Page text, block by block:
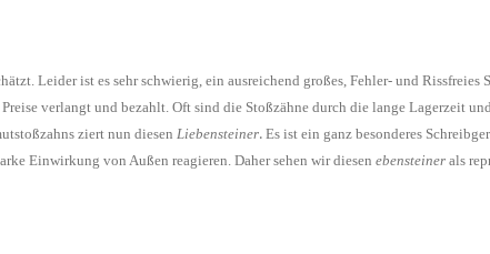
Leider ist es sehr schwierig, ein ausreichend großes, Fehler- und
verlangt und bezahlt. Oft sind die Stoßzähne durch die lange Lagerzeit
ziert nun diesen Liebensteiner. Es ist ein ganz besonderes
Einwirkung von Außen reagieren. Daher sehen wir diesen ebensteiner als